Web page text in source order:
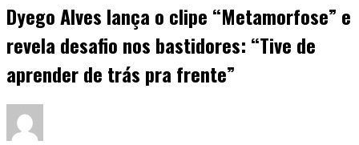
Dyego Alves lança o clipe “Metamorfose” e
revela desafio nos bastidores: “Tive de
aprender de trás pra frente”